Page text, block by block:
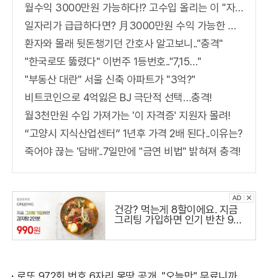
월수익 3000만원 가능하다!? 고수입 올리는 이 "자격증"에 몰리는 이유 알고보니…
일자리가 급급하다면? 月3000만원 수익 가능한 이 "자격증" 주목받고 있어..
환자와 몰래 뒷돈챙기던 간호사 알고보니.."충격"
"한국로또 뚫렸다" 이번주 1등번호.."7,15…"
"부동산 대란" 서울 신축 아파트가 "3억?"
비트코인으로 4억잃은 BJ 극단적 선택…충격!
월3천만원 수입 가져가는 '이 자격증' 지원자 몰려!
“고양시 지식산업센터” 1년후 가격 2배 된다..이유는?
죽어야 끊는 '담배'..7일만에 "금연 비법" 밝혀져 충격!
건강? 먹는게 8할이에요. 지금
그리팅 가입하면 인기 반찬 990